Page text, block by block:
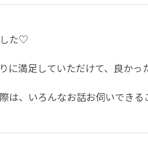
た♡
に満足していただけて、良か
は、いろんなお話お伺いでき